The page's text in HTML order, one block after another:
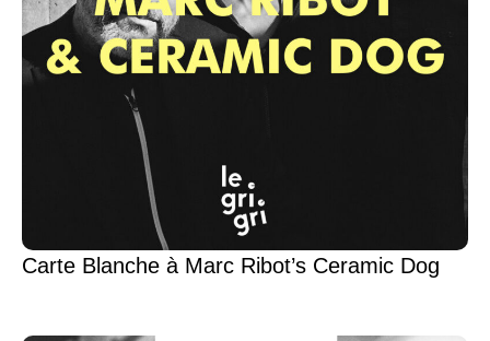
Carte Blanche à Marc Ribot’s Ceramic Dog